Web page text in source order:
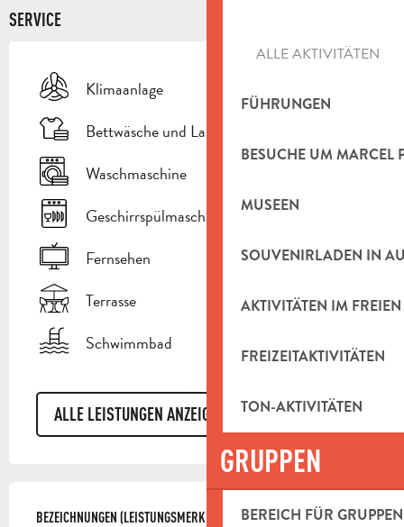
ALLE AKTIVITÄTEN
FÜHRUNGEN
BESUCHE UM MARCEL
MUSEEN
SOUVENIRLADEN IN
AKTIVITÄTEN IM FREIEN
FREIZEITAKTIVITÄTEN
TON-AKTIVITÄTEN
GRUPPEN
BEREICH FÜR GRUPPEN
SERVICE
Klimaanlage
Bettwäsche und Laken
Waschmaschine
Geschirrspülmaschine
Fernsehen
Terrasse
Schwimmbad
ALLE LEISTUNGEN ANZEIGEN
LEISTUNGENSMÖGLICHKEITEN
BEZEICHNUNGEN (LEISTUNGSMERKMALE)
BEZEICHNUNGEN (LEISTUNGSMERKMALE)